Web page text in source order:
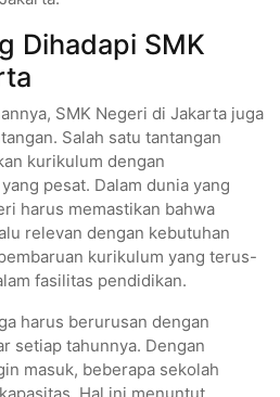
Dihadapi SMK
SMK Negeri di Jakarta juga
Salah satu tantangan
kurikulum dengan
pesat. Dalam dunia yang
harus memastikan bahwa
relevan dengan kebutuhan
kurikulum yang terus-
fasilitas pendidikan.
harus berurusan dengan
setiap tahunnya. Dengan
masuk, beberapa sekolah